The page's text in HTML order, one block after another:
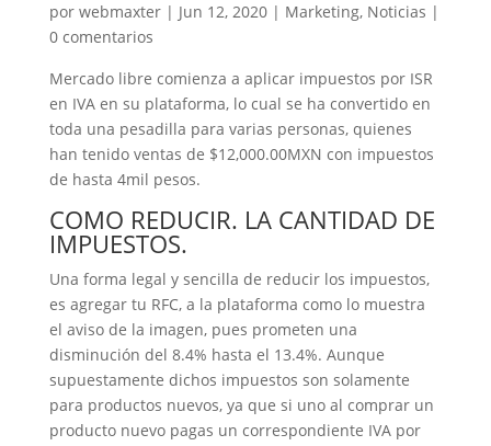
por webmaxter| Jun 12, 2020| Marketing, Noticias |
0 comentarios
Mercado libre comienza a aplicar impuestos por ISR
en IVA en su plataforma, lo cual se ha convertido en
toda una pesadilla para varias personas, quienes
han tenido ventas de $12,000.00MXN con impuestos
de hasta 4mil pesos.
COMO REDUCIR. LA CANTIDAD DE
IMPUESTOS.
Una forma legal y sencilla de reducir los impuestos,
es agregar tu RFC, a la plataforma como lo muestra
el aviso de la imagen, pues prometen una
disminución del 8.4% hasta el 13.4%. Aunque
supuestamente dichos impuestos son solamente
para productos nuevos, ya que si uno al comprar un
producto nuevo pagas un correspondiente IVA por